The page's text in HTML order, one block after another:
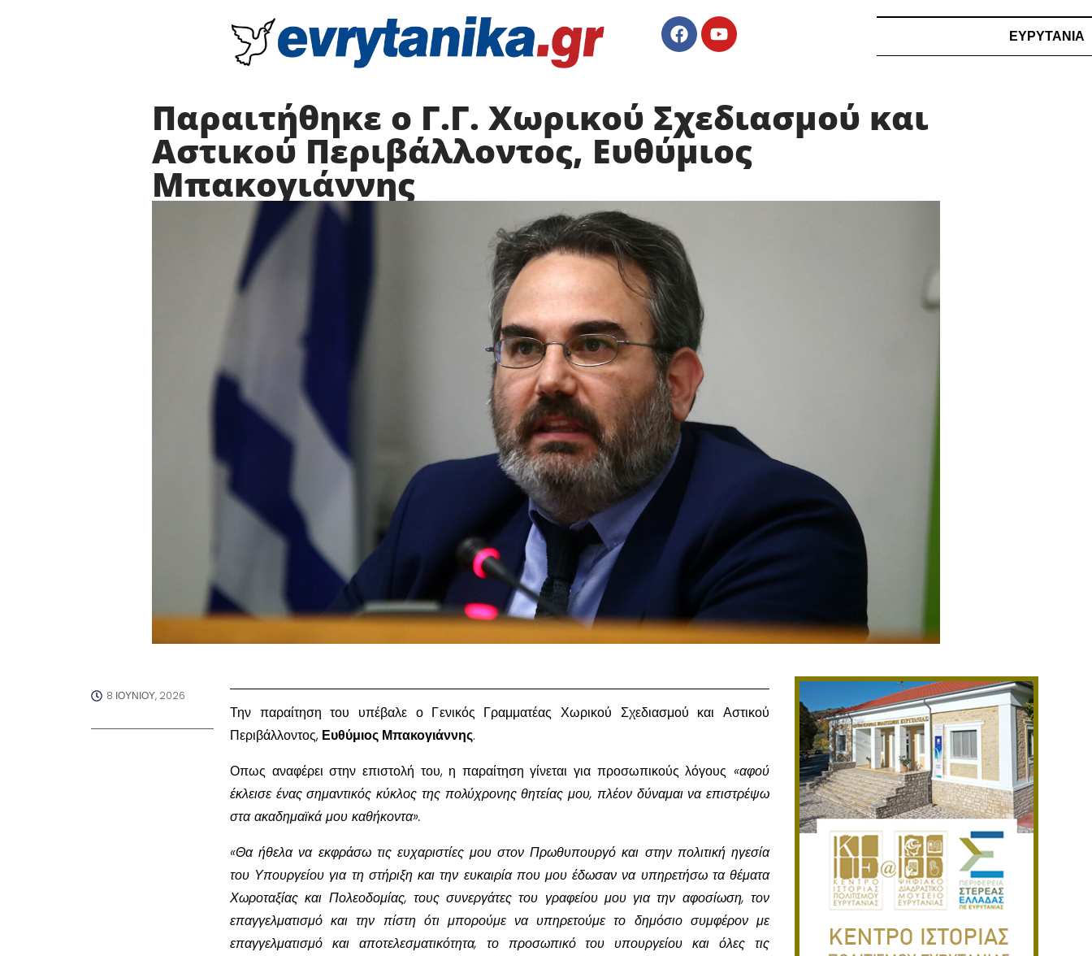
ΕΥΡΥΤΑΝΙΑ
Παραιτήθηκε ο Γ.Γ. Χωρικού Σχεδιασμού και
Αστικού Περιβάλλοντος, Ευθύμιος
Μπακογιάννης
8 ΙΟΥΝΊΟΥ, 2026
Την παραίτηση του υπέβαλε ο Γενικός Γραμματέας Χωρικού Σχεδιασμού και Αστικού
Περιβάλλοντος, Ευθύμιος Μπακογιάννης.
Οπως αναφέρει στην επιστολή του, η παραίτηση γίνεται για προσωπικούς λόγους «αφού
έκλεισε ένας σημαντικός κύκλος της πολύχρονης θητείας μου, πλέον δύναμαι να επιστρέψω
στα ακαδημαϊκά μου καθήκοντα».
«Θα ήθελα να εκφράσω τις ευχαριστίες μου στον Πρωθυπουργό και στην πολιτική ηγεσία
του Υπουργείου για τη στήριξη και την ευκαιρία που μου έδωσαν να υπηρετήσω τα θέματα
Χωροταξίας και Πολεοδομίας, τους συνεργάτες του γραφείου μου για την αφοσίωση, τον
επαγγελματισμό και την πίστη ότι μπορούμε να υπηρετούμε το δημόσιο συμφέρον με
επαγγελματισμό και αποτελεσματικότητα, το προσωπικό του υπουργείου και όλες τις